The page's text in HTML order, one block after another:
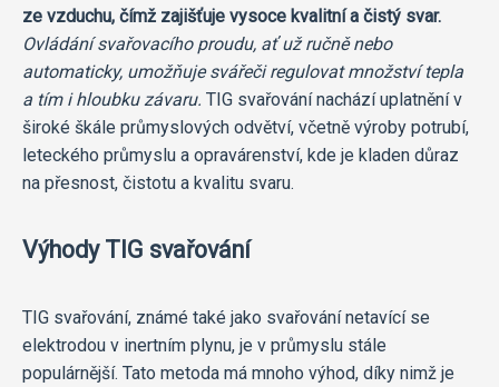
ze vzduchu, čímž zajišťuje vysoce kvalitní a čistý svar.
Ovládání svařovacího proudu, ať už ručně nebo
automaticky, umožňuje svářeči regulovat množství tepla
a tím i hloubku závaru. TIG svařování nachází uplatnění v
široké škále průmyslových odvětví, včetně výroby potrubí,
leteckého průmyslu a opravárenství, kde je kladen důraz
na přesnost, čistotu a kvalitu svaru.
Výhody TIG svařování
TIG svařování, známé také jako svařování netavící se
elektrodou v inertním plynu, je v průmyslu stále
populárnější. Tato metoda má mnoho výhod, díky nimž je